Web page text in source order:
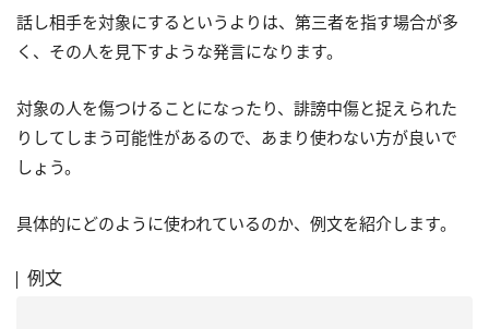
話し相手を対象にするというよりは、第三者を指す場合が多
く、その人を見下すような発言になります。
対象の人を傷つけることになったり、誹謗中傷と捉えられた
りしてしまう可能性があるので、あまり使わない方が良いで
しょう。
具体的にどのように使われているのか、例文を紹介します。
例文